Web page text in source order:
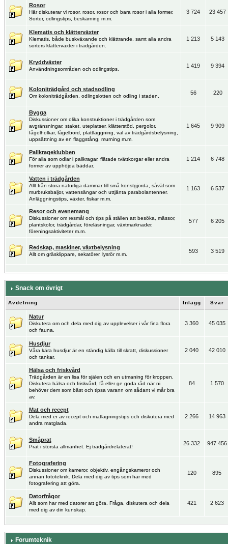
Rosor
Här diskuterar vi rosor, rosor, rosor och bara rosor i alla former.
Sorter, odlingstips, beskärning m.m.
3 724 23 457
Klematis och klätterväxter
Klematis, både buskväxande och klättrande, samt alla andra
sorters klätterväxter i trädgården.
1 213 5 143
Kryddväxter
Användningsområden och odlingstips.
1 419 9 394
Koloniträdgård och stadsodling
Om koloniträdgården, odlingslotten och odling i staden.
56 220
Bygga
Diskussioner om olika konstruktioner i trädgården som
avgränsningar, staket, uteplatser, klätterstöd, pergolor,
fågelholkar, fågelbord, plattläggning, val av trädgårdsbelysning,
uppsättning av en flaggstång, murning m.m.
1 645 9 909
Pallkrageklubben
För alla som odlar i pallkragar, flätade tvättkorgar eller andra
former av upphöjda bäddar.
1 214 6 748
Vatten i trädgården
Allt från stora naturliga dammar till små konstgjorda, såväl som
murbruksbaljor, vattensängar och uttjänta parabolantenner.
Anläggningstips, växter, fiskar m.m.
1 163 6 537
Resor och evenemang
Diskussioner om resmål och tips på ställen att besöka, mässor,
plantskolor, trädgårdar, föreläsningar, växtmarknader,
föreningsaktiviteter m.m.
577 6 205
Redskap, maskiner, växtbelysning
Allt om gräsklippare, sekatörer, lysrör m.m.
593 3 519
Snack om övrigt
Avdelning Inlägg Svar
Natur
Diskutera om och dela med dig av upplevelser i vår fina flora
och fauna.
3 360 45 035
Husdjur
Våra kära husdjur är en ständig källa till skratt, diskussioner
och tankar.
2 040 42 010
Hälsa och friskvård
Trädgården är en lisa för själen och en utmaning för kroppen.
Diskutera hälsa och friskvård, få eller ge goda råd när ni
behöver dem som bäst och tipsa varann om sådant vi mår bra
av.
84 1 570
Mat och recept
Dela med er av recept och matlagningstips och diskutera med
andra matglada.
2 266 14 963
Småprat
Prat i största allmänhet. Ej trädgårdrelaterat!
26 332 947 456
Fotografering
Diskussioner om kameror, objektiv, engångskameror och
annan fototeknik. Dela med dig av tips som har med
fotografering att göra.
120 895
Datorfrågor
Allt som har med datorer att göra. Fråga, diskutera och dela
med dig av din kunskap.
421 2 623
Forumteknik